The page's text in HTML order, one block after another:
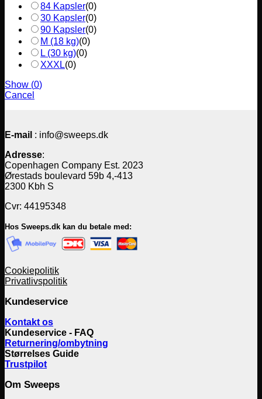
84 Kapsler(0)
30 Kapsler(0)
90 Kapsler(0)
M (18 kg)(0)
L (30 kg)(0)
XXXL(0)
Show (0)
Cancel
E-mail : info@sweeps.dk
Adresse:
Copenhagen Company Est. 2023
Ørestads boulevard 59b 4,-413
2300 Kbh S
Cvr: 44195348
Hos Sweeps.dk kan du betale med:
Cookiepolitik
Privatlivspolitik
Kundeservice
Kontakt os
Kundeservice - FAQ
Returnering/ombytning
Størrelses Guide
Trustpilot
Om Sweeps